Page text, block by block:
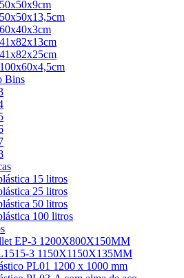
Bins
15 litros
25 litros
50 litros
100 litros
EP-3 1200X800X150MM
3 1150X1150X135MM
PL01 1200 x 1000 mm